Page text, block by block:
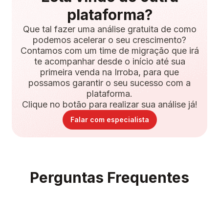
plataforma?
Que tal fazer uma análise gratuita de como
podemos acelerar o seu crescimento?
Contamos com um time de migração que irá
te acompanhar desde o início até sua
primeira venda na Irroba, para que
possamos garantir o seu sucesso com a
plataforma.
Clique no botão para realizar sua análise já!
Falar com especialista
Perguntas Frequentes